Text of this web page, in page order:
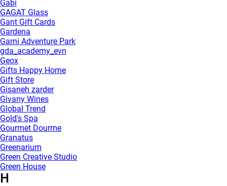
Gabi
GAGAT Glass
Gant Gift Cards
Gardena
Garni Adventure Park
gda_academy_evn
Geox
Gifts Happy Home
Gift Store
Gisaneh zarder
Givany Wines
Global Trend
Gold's Spa
Gourmet Dourme
Granatus
Greenarium
Green Creative Studio
Green House
H